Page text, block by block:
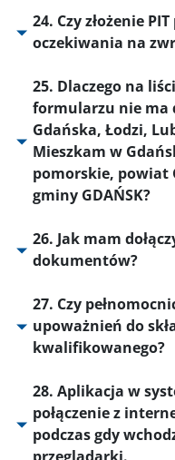
24. Czy złożenie
oczekiwania na
25. Dlaczego na
formularzu nie ma
Gdańska, Łodzi,
Mieszkam w
pomorskie, powiat
gminy GDAŃSK?
26. Jak mam
dokumentów?
27. Czy
upoważnień do
kwalifikowanego?
28. Aplikacja w
połączenie z
podczas gdy